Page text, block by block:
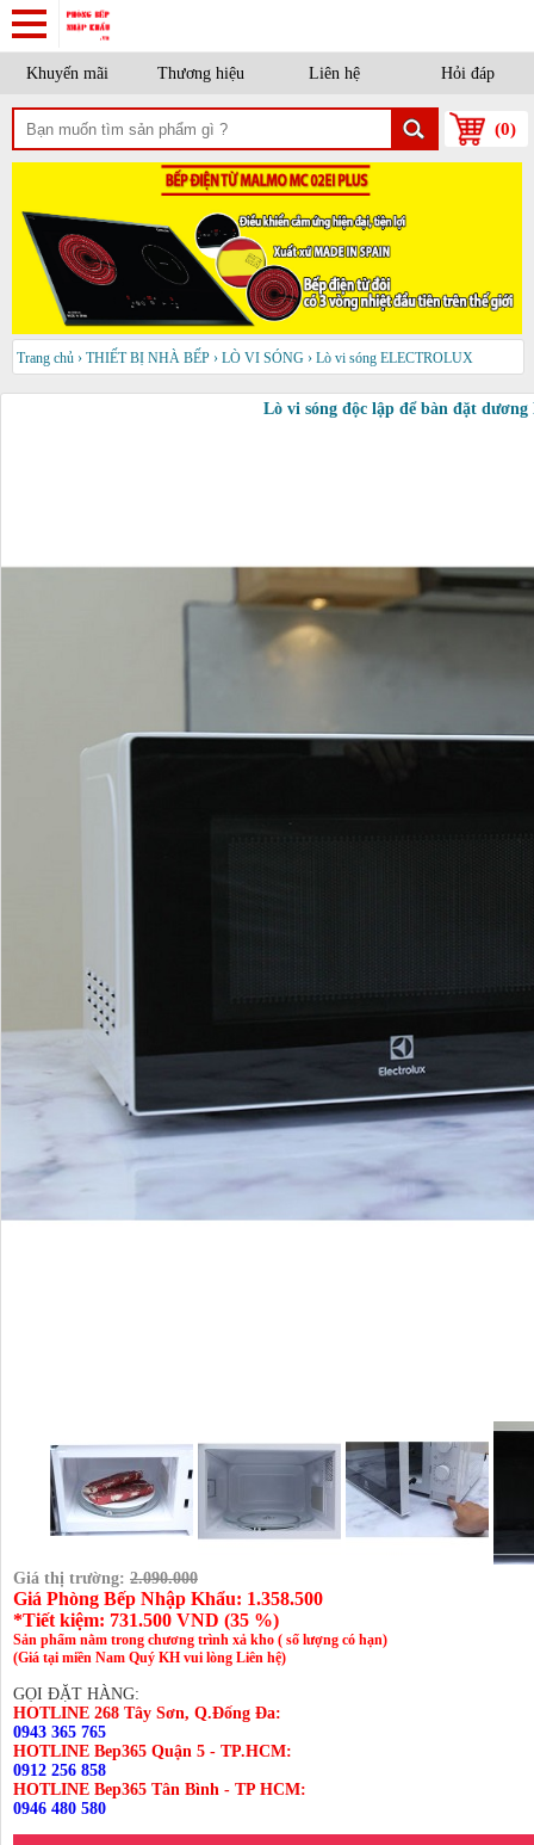
Khuyến mãi Thương hiệu Liên hệ Hỏi đáp
(0)
Trang chủ › THIẾT BỊ NHÀ BẾP › LÒ VI SÓNG › Lò vi sóng ELECTROLUX
Lò vi sóng độc lập để bàn đặt
Giá thị trường: 2.090.000
Giá Phòng Bếp Nhập Khẩu: 1.358.500
*Tiết kiệm: 731.500 VND (35 %)
Sản phẩm nằm trong chương trình xả kho ( số lượng có hạn)
(Giá tại miền Nam Quý KH vui lòng Liên hệ)
GỌI ĐẶT HÀNG:
HOTLINE 268 Tây Sơn, Q.Đống Đa:
0943 365 765
HOTLINE Bep365 Quận 5 - TP.HCM:
0912 256 858
HOTLINE Bep365 Tân Bình - TP HCM:
0946 480 580